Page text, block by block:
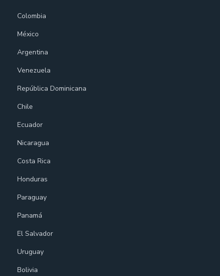
Colombia
México
Argentina
Venezuela
República Dominicana
Chile
Ecuador
Nicaragua
Costa Rica
Honduras
Paraguay
Panamá
El Salvador
Uruguay
Bolivia